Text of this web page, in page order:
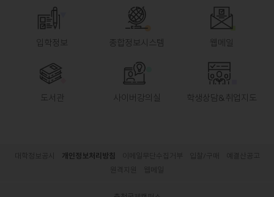
입학정보 종합정보시스템 웹메일
도서관 사이버강의실 학생상담&취업지도
대학정보공시 개인정보처리방침 이메일무단수집거부 입찰/구매
예결산공고
원격지원
웹메일